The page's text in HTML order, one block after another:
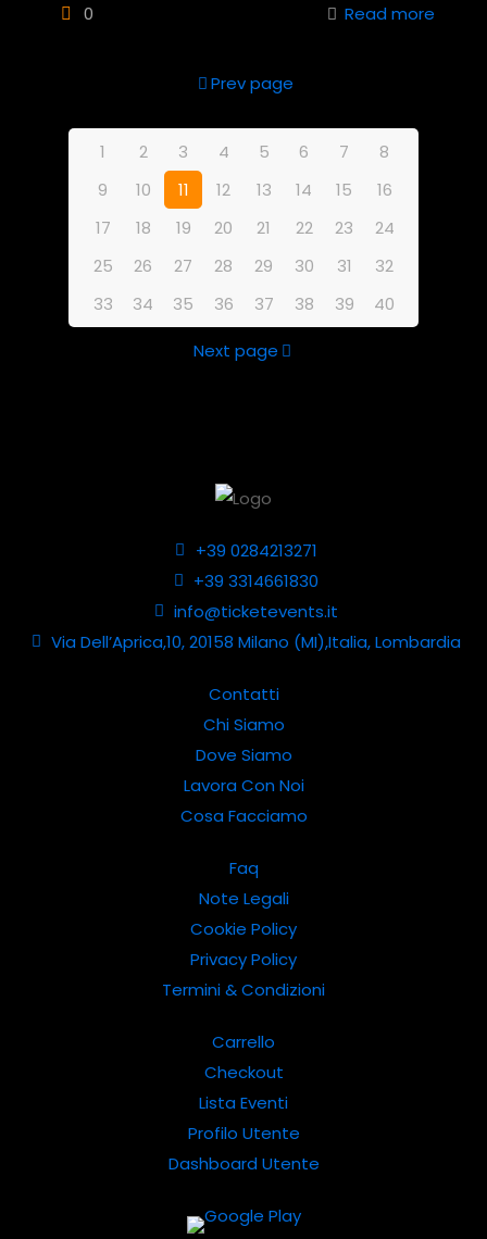
0 Read more
Prev page
1 2 3 4 5 6 7
8
9
10 11 12 13 14 15
16
17
18 19 20 21 22 23
24
25
26 27 28 29 30 31
32
33
34 35 36 37 38 39 40
Next page
+39 0284213271
+39 3314661830
info@ticketevents.it
Via Dell’Aprica,10, 20158 Milano (MI),Italia, Lombardia
Contatti
Chi Siamo
Dove Siamo
Lavora Con Noi
Cosa Facciamo
Faq
Note Legali
Cookie Policy
Privacy Policy
Termini & Condizioni
Carrello
Checkout
Lista Eventi
Profilo Utente
Dashboard Utente